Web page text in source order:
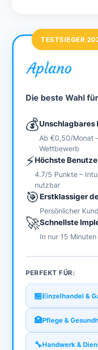
TESTSIEGER
Die beste Wahl
💰
Ab €0,50/Monat
Wettbewerb
⚡Höchste
4.7/5 Punkte –
nutzbar
🎯 Erstklassiger
Persönlicher
🚀Schnellste
In nur 15
PERFEKT FÜR:
🏪Einzelhandel &
🏥Pflege &
🔧Handwerk &